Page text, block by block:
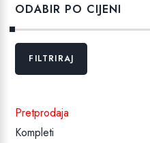
ODABIR PO CIJENI
Min
MaksFILTRIRAJ
Pretprodaja
Kompleti